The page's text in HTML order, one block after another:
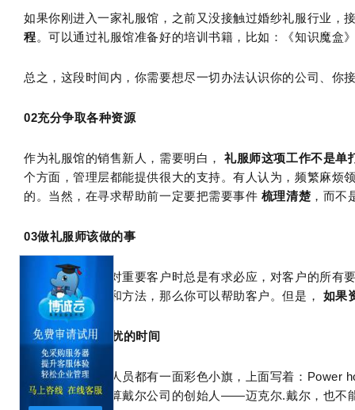
如果你刚进入一家礼服馆，之前又没接触过婚纱礼服行业，
程。可以通过礼服馆准备好的培训书籍，比如：《知识魔盒
总之，这段时间内，你需要想尽一切办法认识你的公司、
02充分争取各种资源
作为礼服馆的销售新人，需要明白，礼服师这项工作不是单
个方面，管理层都能提供很大的支持。有人认为，频繁麻烦
的。当然，在寻求帮助前一定要把需要事件 梳理清楚 ，而不
03做礼服师该做的事
很多销售新人面对重要客户时总是有求必应，对客户的所
实可以提供资源和方法，那么你可以帮助客户。但是， 如果
04找一段不被打扰的时间
戴尔公司的销售人员都有一面彩色小旗，上面写着：
这段时间内，就算戴尔公司的创始人——迈克尔.戴尔，也不